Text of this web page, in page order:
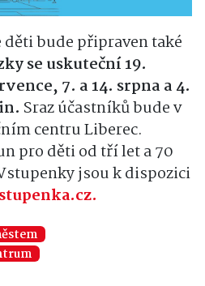
děti bude připraven také
se uskuteční 19.
7. a 14. srpna a 4.
Sraz účastníků bude v
centru Liberec.
pro děti od tří let a 70
jsou k dispozici
.